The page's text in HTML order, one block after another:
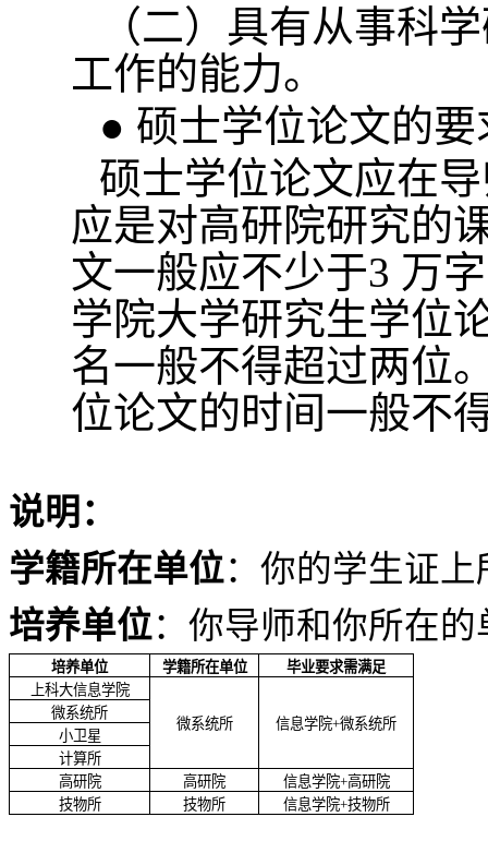
（二）具有从事科
工作的能力。
● 硕士学位论文的要
硕士学位论文应在
应是对高研院研究的
文一般应不少于3 万
学院大学研究生学位
名一般不得超过两位
位论文的时间一般不
说明：
学籍所在单位：你的学生证
培养单位：你导师和你所在的
培养单位 学籍所在单位
毕业要求需满足
上科大信息学院
微系统所 信息学院+微系统所
微系统所
小卫星
计算所
高研院
高研院 信息学院+高研院
技物所
技物所 信息学院+技物所